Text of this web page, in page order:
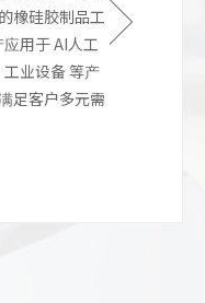
橡硅胶制品工
用于 AI人工
业设备 等产
足客户多元需
队，杰勤实
品，量身打